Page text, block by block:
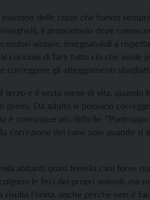
delle razze che hanno
il proprietario deve
aiutare, insegnandoli a
cucciolo di fare tutto ciò che vuole
correggere gli atteggiamenti sbagliati.
e il sesto mese di vita, quando
premi. Da adulto si possono
è comunque più difficile.
correzione del cane solo quando si
abitanti quasi tremila cani forse
le feci dei propri animali, ma
l'orina, anche perché non è